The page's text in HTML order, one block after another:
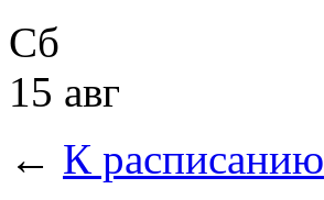
Сб
15 авг
← К расписанию